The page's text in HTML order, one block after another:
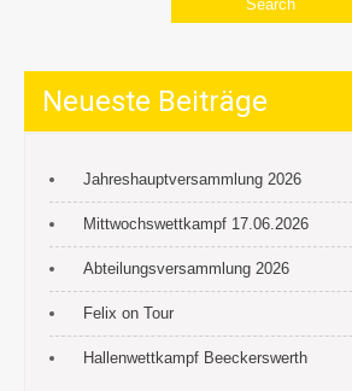
Neueste Beiträge
Jahreshauptversammlung 2026
Mittwochswettkampf 17.06.2026
Abteilungsversammlung 2026
Felix on Tour
Hallenwettkampf Beeckerswerth